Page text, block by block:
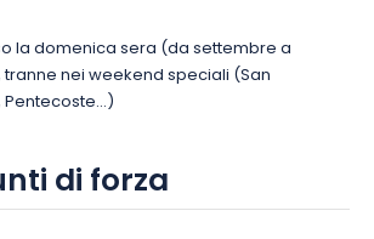
la domenica sera (da settembre a
nei weekend speciali (San
Pentecoste…)
di forza